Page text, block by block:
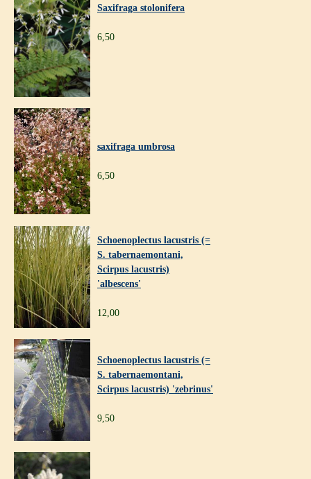
Saxifraga stolonifera
6,50
saxifraga umbrosa
6,50
Schoenoplectus lacustris (=
S. tabernaemontani,
Scirpus lacustris)
'albescens'
12,00
Schoenoplectus lacustris (=
S. tabernaemontani,
Scirpus lacustris) 'zebrinus'
9,50